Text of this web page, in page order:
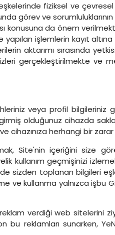
fiziksel ve
görev ve sorumluluklarının
konusuna da önem
işlemlerin kayıt altına
aktarımı sırasında
gerçekleştirilmekte ve
veya profil bilgileriniz
olduğunuz cihazda
cihazınıza herhangi bir
Site'nin içeriğini size
kullanım geçmişinizi
sizden toplanan bilgileri
ve kullanma yalnızca işbu
verdiği web sitelerini
reklamları sunarken,